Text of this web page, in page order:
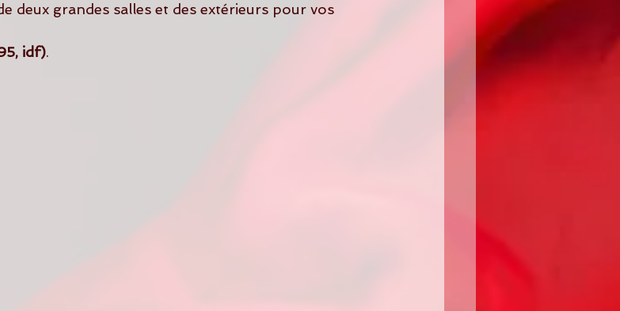
deux grandes salles et des extérieurs pour vos
idf).